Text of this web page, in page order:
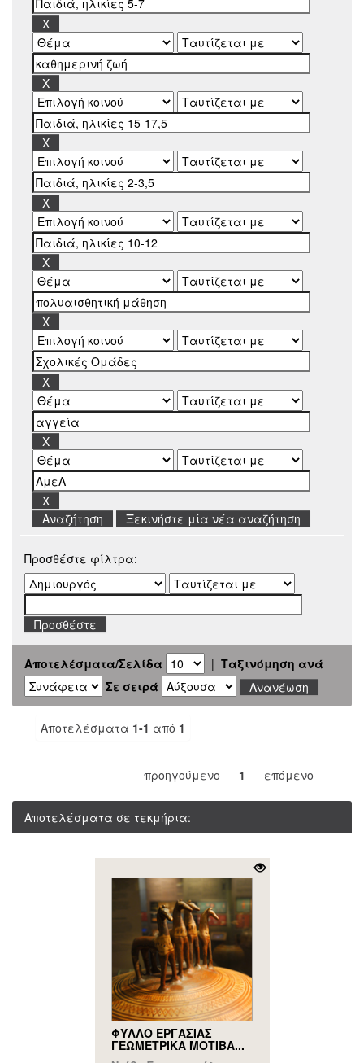
Ξεκινήστε μία νέα αναζήτηση
Προσθέστε φίλτρα:
Αποτελέσματα/Σελίδα | Ταξινόμηση ανά
Σε σειρά
Αποτελέσματα 1-1 από 1
προηγούμενο 1 επόμενο
Αποτελέσματα σε τεκμήρια:
ΦΥΛΛΟ ΕΡΓΑΣΙΑΣ
ΓΕΩΜΕΤΡΙΚΑ ΜΟΤΙΒΑ...